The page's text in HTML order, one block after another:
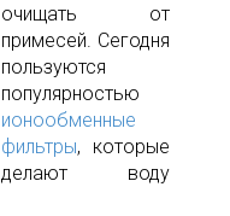
очищать от
примесей. Сегодня
пользуются
популярностью
ионообменные
фильтры, которые
делают воду